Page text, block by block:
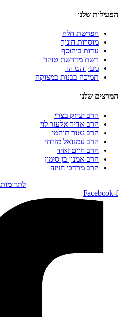
הפעילות שלנו
הפרשת חלה
מוסדות חינוך
עדות ביהוסף
רשת מדרשת טוהר
מעין הטוהר
תמיכה בבנות במצוקה
המרצים שלנו
הרב יצחק בצרי
הרב אדיר אלעזר לוי
הרב נאור תוהמי
הרב עמנואל מזרחי
הרב חיים זאיד
הרב אמנון בן סימון
הרב מרדכי חזיזה
לתרומות
Facebook-f